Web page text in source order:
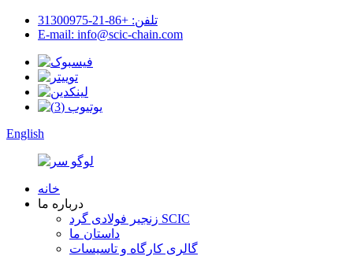
تلفن: +86-21-31300975
E-mail: info@scic-chain.com
English
خانه
درباره ما
زنجیر فولادی گرد SCIC
داستان ما
گالری کارگاه و تاسیسات